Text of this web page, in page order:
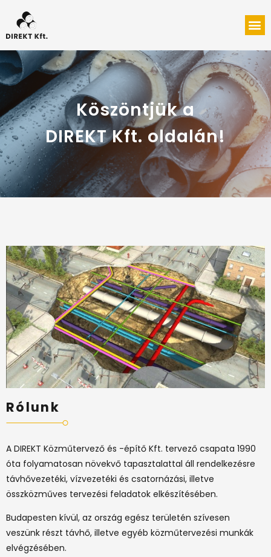
Köszöntjük a
DIREKT Kft. oldalán!
Rólunk
A DIREKT Közműtervező és -építő Kft. tervező csapata 1990
óta folyamatosan növekvő tapasztalattal áll rendelkezésre
távhővezetéki, vízvezetéki és csatornázási, illetve
összközműves tervezési feladatok elkészítésében.
Budapesten kívül, az ország egész területén szívesen
veszünk részt távhő, illetve egyéb közműtervezési munkák
elvégzésében.